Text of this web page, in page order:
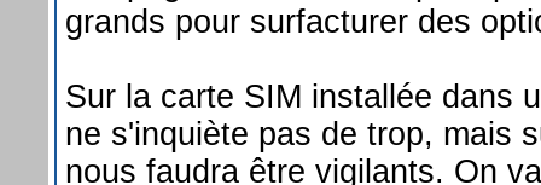
grands pour surfacturer des
Sur la carte SIM installée dans
ne s'inquiète pas de trop, mais
nous faudra être vigilants. On